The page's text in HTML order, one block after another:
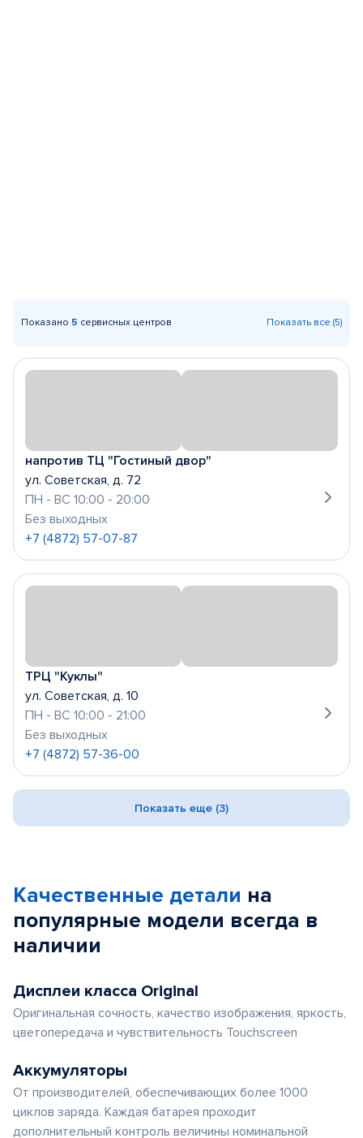
Показано 5 сервисных центров Показать все (5)
напротив ТЦ "Гостиный двор"
ул. Советская, д. 72
ПН - ВС 10:00 - 20:00
Без выходных
+7 (4872) 57-07-87
ТРЦ "Куклы"
ул. Советская, д. 10
ПН - ВС 10:00 - 21:00
Без выходных
+7 (4872) 57-36-00
Показать еще (3)
Качественные детали на
популярные модели всегда в
наличии
Дисплеи класса Original
Оригинальная сочность, качество изображения, яркость,
цветопередача и чувствительность Touchscreen
Аккумуляторы
От производителей, обеспечивающих более 1000
циклов заряда. Каждая батарея проходит
дополнительный контроль величины номинальной